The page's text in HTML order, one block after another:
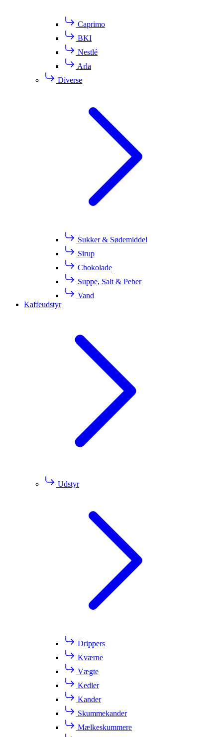
Caprimo
BKI
Nestlé
Arla
Diverse
Sukker & Sødemiddel
Sirup
Chokolade
Suppe, Salt & Peber
Vand
Kaffeudstyr
Udstyr
Drippers
Kværne
Vægte
Kedler
Kander
Skummekander
Mælkeskummere